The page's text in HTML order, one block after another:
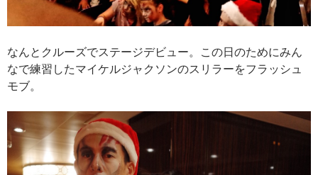
なんとクルーズでステージデビュー。この日のためにみん
なで練習したマイケルジャクソンのスリラーをフラッシュ
モブ。